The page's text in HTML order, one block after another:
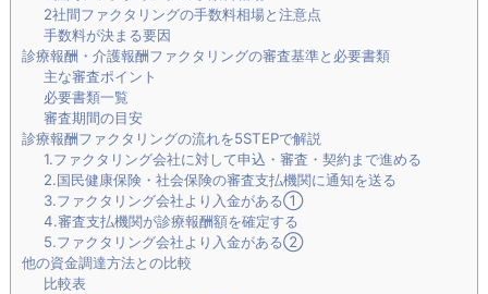
2社間ファクタリングの手数料相場と注意点
手数料が決まる要因
診療報酬・介護報酬ファクタリングの審査基準と必要書類
主な審査ポイント
必要書類一覧
審査期間の目安
診療報酬ファクタリングの流れを5STEPで解説
1.ファクタリング会社に対して申込・審査・契約まで進める
2.国民健康保険・社会保険の審査支払機関に通知を送る
3.ファクタリング会社より入金がある①
4.審査支払機関が診療報酬額を確定する
5.ファクタリング会社より入金がある②
他の資金調達方法との比較
比較表